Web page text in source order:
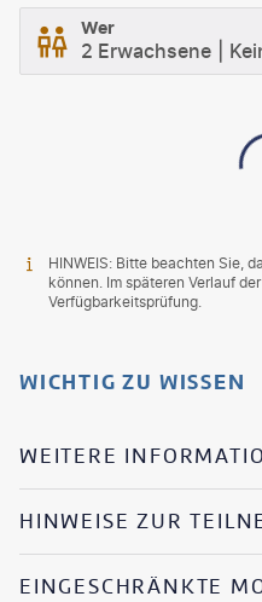
Wer
2 Erwachsene
HINWEIS: Bitte beachten Sie,
können. Im späteren Verlauf
Verfügbarkeitsprüfung.
WICHTIG ZU WISSEN
WEITERE
HINWEISE ZUR
EINGESCHRÄNKTE